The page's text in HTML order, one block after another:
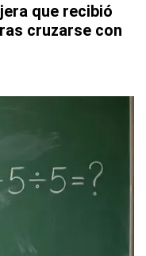
que recibió
cruzarse con